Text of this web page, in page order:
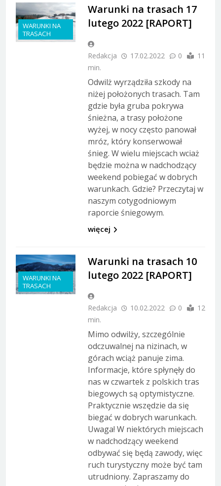
WARUNKI NA
TRASACH
Warunki na trasach 17
lutego 2022 [RAPORT]
Redakcja 17.02.2022 0
11
min.
Odwilż wyrządziła szkody na
niżej położonych trasach. Tam
gdzie była gruba pokrywa
śnieżna, a trasy położone
wyżej, w nocy często panował
mróz, który konserwował
śnieg. W wielu miejscach wciaż
będzie można w nadchodzący
weekend pobiegać w dobrych
warunkach. Gdzie? Przeczytaj w
naszym cotygodniowym
raporcie śniegowym.
więcej
WARUNKI NA
TRASACH
Warunki na trasach 10
lutego 2022 [RAPORT]
Redakcja 10.02.2022 0
12
min.
Mimo odwilży, szczególnie
odczuwalnej na nizinach, w
górach wciąż panuje zima.
Informacje, które spłynęły do
nas w czwartek z polskich tras
biegowych są optymistyczne.
Praktycznie wszędzie da się
biegać w dobrych warunkach.
Uwaga! W niektórych miejscach
w nadchodzący weekend
odbywać się będą zawody, więc
ruch turystyczny może być tam
utrudniony. Zapraszamy do